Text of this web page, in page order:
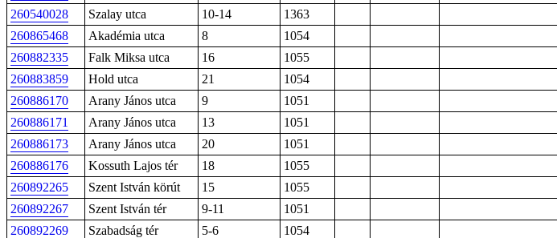
260540028
Szalay utca 10-14 1363
260865468
Akadémia utca 8 1054
260882335
Falk Miksa utca 16 1055
260883859
Hold utca 21 1054
260886170
Arany János utca 9 1051
260886171
Arany János utca 13 1051
260886173
Arany János utca 20 1051
260886176
Kossuth Lajos tér 18 1055
260892265
Szent István körút 15 1055
260892267
Szent István tér 9-11 1051
260892269
Szabadság tér 5-6 1054